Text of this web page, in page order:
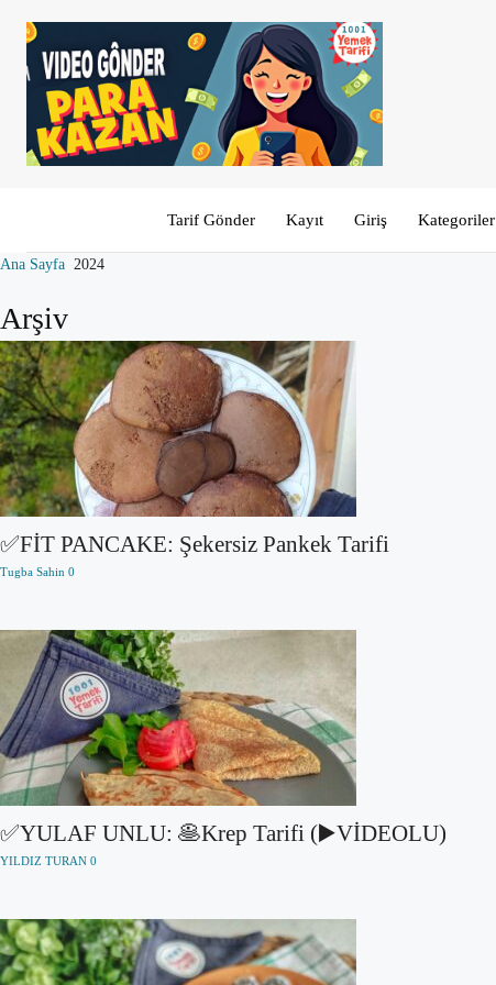
Tarif Gönder Kayıt Giriş Kategoriler
Ana Sayfa 2024
Arşiv
✅FİT PANCAKE: Şekersiz Pankek Tarifi
Tugba Sahin 0
✅YULAF UNLU: 🥞Krep Tarifi (▶️VİDEOLU)
YILDIZ TURAN 0